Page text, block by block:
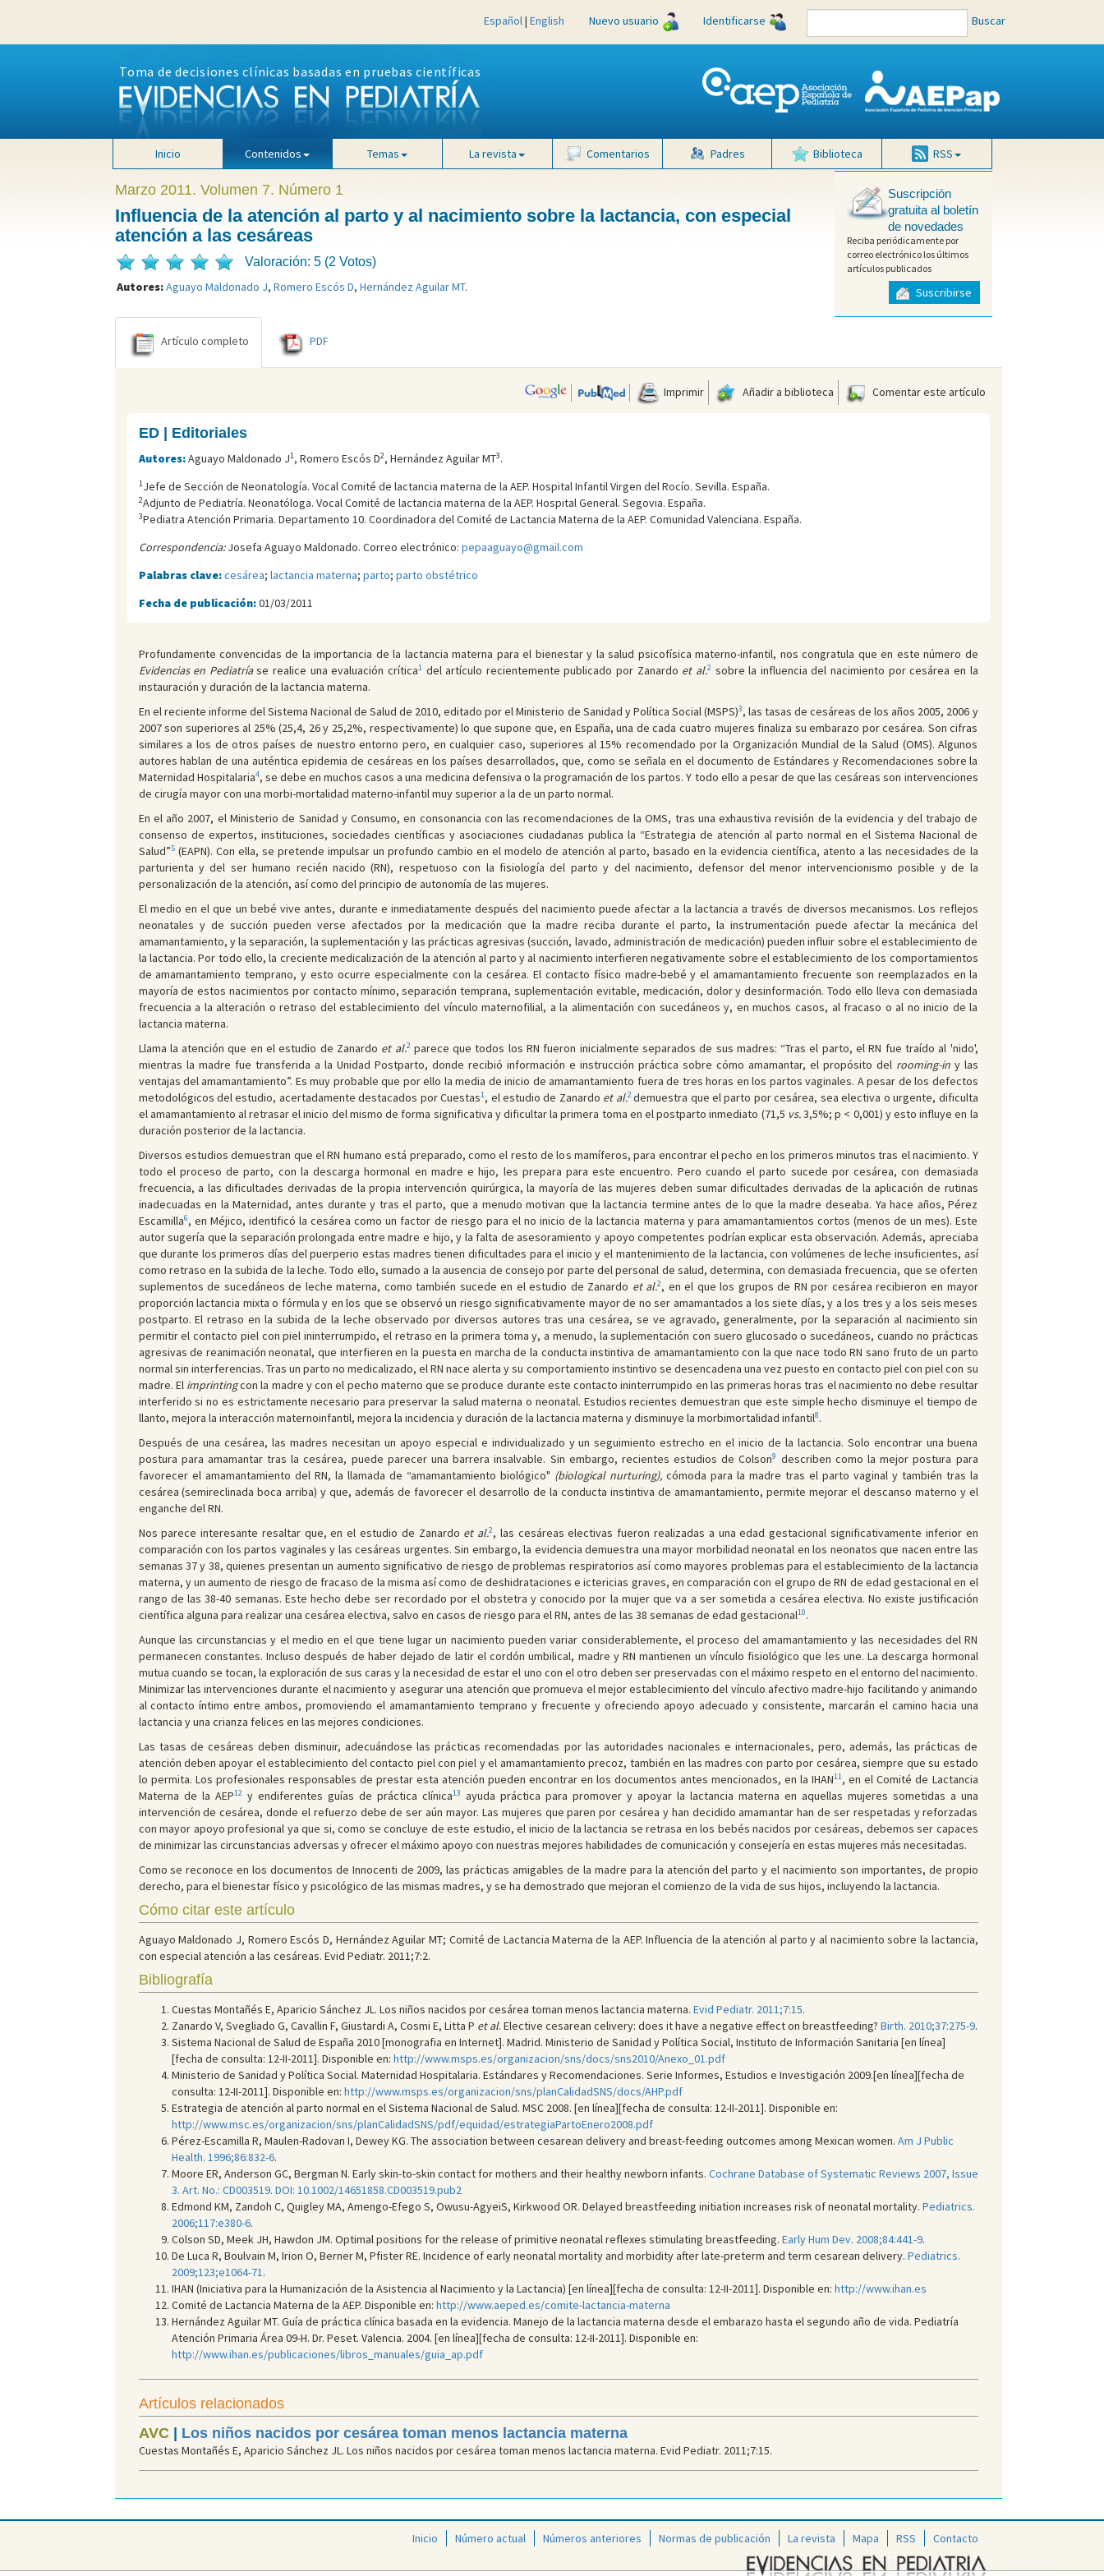
Español| English Nuevo usuario Identificarse Buscar
Toma de decisiones clínicas basadas en pruebas científicas
Inicio Contenidos Temas La revista Comentarios Padres Biblioteca RSS
Marzo 2011. Volumen 7. Número 1
Influencia de la atención al parto y al nacimiento sobre la lactancia, con especial
atención a las cesáreas
Valoración: 5 (2 Votos)
Autores:Aguayo Maldonado J, Romero Escós D, Hernández Aguilar MT.
Suscripción
gratuita al boletín
de novedades
Reciba periódicamente por
correo electrónico los últimos
artículos publicados
Suscribirse
Artículo completo PDF
Imprimir Añadir a biblioteca Comentar este artículo
ED | Editoriales
Autores:Aguayo Maldonado J1, Romero Escós D2, Hernández Aguilar MT3.
1Jefe de Sección de Neonatología. Vocal Comité de lactancia materna de la AEP. Hospital Infantil Virgen del Rocío. Sevilla. España.
2Adjunto de Pediatría. Neonatóloga. Vocal Comité de lactancia materna de la AEP. Hospital General. Segovia. España.
3Pediatra Atención Primaria. Departamento 10. Coordinadora del Comité de Lactancia Materna de la AEP. Comunidad Valenciana. España.
Correspondencia:Josefa Aguayo Maldonado. Correo electrónico: pepaaguayo@gmail.com
Palabras clave:cesárea; lactancia materna; parto; parto obstétrico
Fecha de publicación:01/03/2011
Profundamente convencidas de la importancia de la lactancia materna para el bienestar y la salud psicofísica materno-infantil, nos congratula que en este número de
Evidencias en Pediatríase realice una evaluación crítica1del artículo recientemente publicado por Zanardo et al.2sobre la influencia del nacimiento por cesárea en la
instauración y duración de la lactancia materna.
En el reciente informe del Sistema Nacional de Salud de 2010, editado por el Ministerio de Sanidad y Política Social (MSPS)3, las tasas de cesáreas de los años 2005, 2006 y
2007 son superiores al 25% (25,4, 26 y 25,2%, respectivamente) lo que supone que, en España, una de cada cuatro mujeres finaliza su embarazo por cesárea. Son cifras
similares a los de otros países de nuestro entorno pero, en cualquier caso, superiores al 15% recomendado por la Organización Mundial de la Salud (OMS). Algunos
autores hablan de una auténtica epidemia de cesáreas en los países desarrollados, que, como se señala en el documento de Estándares y Recomendaciones sobre la
Maternidad Hospitalaria4, se debe en muchos casos a una medicina defensiva o la programación de los partos. Y todo ello a pesar de que las cesáreas son intervenciones
de cirugía mayor con una morbi-mortalidad materno-infantil muy superior a la de un parto normal.
En el año 2007, el Ministerio de Sanidad y Consumo, en consonancia con las recomendaciones de la OMS, tras una exhaustiva revisión de la evidencia y del trabajo de
consenso de expertos, instituciones, sociedades científicas y asociaciones ciudadanas publica la “Estrategia de atención al parto normal en el Sistema Nacional de
Salud”5(EAPN). Con ella, se pretende impulsar un profundo cambio en el modelo de atención al parto, basado en la evidencia científica, atento a las necesidades de la
parturienta y del ser humano recién nacido (RN), respetuoso con la fisiología del parto y del nacimiento, defensor del menor intervencionismo posible y de la
personalización de la atención, así como del principio de autonomía de las mujeres.
El medio en el que un bebé vive antes, durante e inmediatamente después del nacimiento puede afectar a la lactancia a través de diversos mecanismos. Los reflejos
neonatales y de succión pueden verse afectados por la medicación que la madre reciba durante el parto, la instrumentación puede afectar la mecánica del
amamantamiento, y la separación, la suplementación y las prácticas agresivas (succión, lavado, administración de medicación) pueden influir sobre el establecimiento de
la lactancia. Por todo ello, la creciente medicalización de la atención al parto y al nacimiento interfieren negativamente sobre el establecimiento de los comportamientos
de amamantamiento temprano, y esto ocurre especialmente con la cesárea. El contacto físico madre-bebé y el amamantamiento frecuente son reemplazados en la
mayoría de estos nacimientos por contacto mínimo, separación temprana, suplementación evitable, medicación, dolor y desinformación. Todo ello lleva con demasiada
frecuencia a la alteración o retraso del establecimiento del vínculo maternofilial, a la alimentación con sucedáneos y, en muchos casos, al fracaso o al no inicio de la
lactancia materna.
Llama la atención que en el estudio de Zanardo et al.2parece que todos los RN fueron inicialmente separados de sus madres: “Tras el parto, el RN fue traído al 'nido',
mientras la madre fue transferida a la Unidad Postparto, donde recibió información e instrucción práctica sobre cómo amamantar, el propósito del rooming-iny las
ventajas del amamantamiento”. Es muy probable que por ello la media de inicio de amamantamiento fuera de tres horas en los partos vaginales. A pesar de los defectos
metodológicos del estudio, acertadamente destacados por Cuestas1, el estudio de Zanardo et al.2demuestra que el parto por cesárea, sea electiva o urgente, dificulta
el amamantamiento al retrasar el inicio del mismo de forma significativa y dificultar la primera toma en el postparto inmediato (71,5 vs.3,5%; p < 0,001) y esto influye en la
duración posterior de la lactancia.
Diversos estudios demuestran que el RN humano está preparado, como el resto de los mamíferos, para encontrar el pecho en los primeros minutos tras el nacimiento. Y
todo el proceso de parto, con la descarga hormonal en madre e hijo, les prepara para este encuentro. Pero cuando el parto sucede por cesárea, con demasiada
frecuencia, a las dificultades derivadas de la propia intervención quirúrgica, la mayoría de las mujeres deben sumar dificultades derivadas de la aplicación de rutinas
inadecuadas en la Maternidad, antes durante y tras el parto, que a menudo motivan que la lactancia termine antes de lo que la madre deseaba. Ya hace años, Pérez
Escamilla6, en Méjico, identificó la cesárea como un factor de riesgo para el no inicio de la lactancia materna y para amamantamientos cortos (menos de un mes). Este
autor sugería que la separación prolongada entre madre e hijo, y la falta de asesoramiento y apoyo competentes podrían explicar esta observación. Además, apreciaba
que durante los primeros días del puerperio estas madres tienen dificultades para el inicio y el mantenimiento de la lactancia, con volúmenes de leche insuficientes, así
como retraso en la subida de la leche. Todo ello, sumado a la ausencia de consejo por parte del personal de salud, determina, con demasiada frecuencia, que se oferten
suplementos de sucedáneos de leche materna, como también sucede en el estudio de Zanardo et al.2, en el que los grupos de RN por cesárea recibieron en mayor
proporción lactancia mixta o fórmula y en los que se observó un riesgo significativamente mayor de no ser amamantados a los siete días, y a los tres y a los seis meses
postparto. El retraso en la subida de la leche observado por diversos autores tras una cesárea, se ve agravado, generalmente, por la separación al nacimiento sin
permitir el contacto piel con piel ininterrumpido, el retraso en la primera toma y, a menudo, la suplementación con suero glucosado o sucedáneos, cuando no prácticas
agresivas de reanimación neonatal, que interfieren en la puesta en marcha de la conducta instintiva de amamantamiento con la que nace todo RN sano fruto de un parto
normal sin interferencias. Tras un parto no medicalizado, el RN nace alerta y su comportamiento instintivo se desencadena una vez puesto en contacto piel con piel con su
madre. El imprintingcon la madre y con el pecho materno que se produce durante este contacto ininterrumpido en las primeras horas tras el nacimiento no debe resultar
interferido si no es estrictamente necesario para preservar la salud materna o neonatal. Estudios recientes demuestran que este simple hecho disminuye el tiempo de
llanto, mejora la interacción maternoinfantil, mejora la incidencia y duración de la lactancia materna y disminuye la morbimortalidad infantil8.
Después de una cesárea, las madres necesitan un apoyo especial e individualizado y un seguimiento estrecho en el inicio de la lactancia. Solo encontrar una buena
postura para amamantar tras la cesárea, puede parecer una barrera insalvable. Sin embargo, recientes estudios de Colson9 describen como la mejor postura para
favorecer el amamantamiento del RN, la llamada de “amamantamiento biológico" (biological nurturing),cómoda para la madre tras el parto vaginal y también tras la
cesárea (semireclinada boca arriba) y que, además de favorecer el desarrollo de la conducta instintiva de amamantamiento, permite mejorar el descanso materno y el
enganche del RN.
Nos parece interesante resaltar que, en el estudio de Zanardo et al.2, las cesáreas electivas fueron realizadas a una edad gestacional significativamente inferior en
comparación con los partos vaginales y las cesáreas urgentes. Sin embargo, la evidencia demuestra una mayor morbilidad neonatal en los neonatos que nacen entre las
semanas 37 y 38, quienes presentan un aumento significativo de riesgo de problemas respiratorios así como mayores problemas para el establecimiento de la lactancia
materna, y un aumento de riesgo de fracaso de la misma así como de deshidrataciones e ictericias graves, en comparación con el grupo de RN de edad gestacional en el
rango de las 38-40 semanas. Este hecho debe ser recordado por el obstetra y conocido por la mujer que va a ser sometida a cesárea electiva. No existe justificación
científica alguna para realizar una cesárea electiva, salvo en casos de riesgo para el RN, antes de las 38 semanas de edad gestacional10.
Aunque las circunstancias y el medio en el que tiene lugar un nacimiento pueden variar considerablemente, el proceso del amamantamiento y las necesidades del RN
permanecen constantes. Incluso después de haber dejado de latir el cordón umbilical, madre y RN mantienen un vínculo fisiológico que les une. La descarga hormonal
mutua cuando se tocan, la exploración de sus caras y la necesidad de estar el uno con el otro deben ser preservadas con el máximo respeto en el entorno del nacimiento.
Minimizar las intervenciones durante el nacimiento y asegurar una atención que promueva el mejor establecimiento del vínculo afectivo madre-hijo facilitando y animando
al contacto íntimo entre ambos, promoviendo el amamantamiento temprano y frecuente y ofreciendo apoyo adecuado y consistente, marcarán el camino hacia una
lactancia y una crianza felices en las mejores condiciones.
Las tasas de cesáreas deben disminuir, adecuándose las prácticas recomendadas por las autoridades nacionales e internacionales, pero, además, las prácticas de
atención deben apoyar el establecimiento del contacto piel con piel y el amamantamiento precoz, también en las madres con parto por cesárea, siempre que su estado
lo permita. Los profesionales responsables de prestar esta atención pueden encontrar en los documentos antes mencionados, en la IHAN11, en el Comité de Lactancia
Materna de la AEP12y endiferentes guías de práctica clínica13 ayuda práctica para promover y apoyar la lactancia materna en aquellas mujeres sometidas a una
intervención de cesárea, donde el refuerzo debe de ser aún mayor. Las mujeres que paren por cesárea y han decidido amamantar han de ser respetadas y reforzadas
con mayor apoyo profesional ya que si, como se concluye de este estudio, el inicio de la lactancia se retrasa en los bebés nacidos por cesáreas, debemos ser capaces
de minimizar las circunstancias adversas y ofrecer el máximo apoyo con nuestras mejores habilidades de comunicación y consejería en estas mujeres más necesitadas.
Como se reconoce en los documentos de Innocenti de 2009, las prácticas amigables de la madre para la atención del parto y el nacimiento son importantes, de propio
derecho, para el bienestar físico y psicológico de las mismas madres, y se ha demostrado que mejoran el comienzo de la vida de sus hijos, incluyendo la lactancia.
Cómo citar este artículo
Aguayo Maldonado J, Romero Escós D, Hernández Aguilar MT; Comité de Lactancia Materna de la AEP. Influencia de la atención al parto y al nacimiento sobre la lactancia,
con especial atención a las cesáreas. Evid Pediatr. 2011;7:2.
Bibliografía
Cuestas Montañés E, Aparicio Sánchez JL. Los niños nacidos por cesárea toman menos lactancia materna. Evid Pediatr. 2011;7:15.
Zanardo V, Svegliado G, Cavallin F, Giustardi A, Cosmi E, Litta P et al. Elective cesarean celivery: does it have a negative effect on breastfeeding? Birth. 2010;37:275-9.
Sistema Nacional de Salud de España 2010 [monografia en Internet]. Madrid. Ministerio de Sanidad y Política Social, Instituto de Información Sanitaria [en línea]
[fecha de consulta: 12-II-2011]. Disponible en: http://www.msps.es/organizacion/sns/docs/sns2010/Anexo_01.pdf
Ministerio de Sanidad y Política Social. Maternidad Hospitalaria. Estándares y Recomendaciones. Serie Informes, Estudios e Investigación 2009.[en línea][fecha de
consulta: 12-II-2011]. Disponible en: http://www.msps.es/organizacion/sns/planCalidadSNS/docs/AHP.pdf
Estrategia de atención al parto normal en el Sistema Nacional de Salud. MSC 2008. [en línea][fecha de consulta: 12-II-2011]. Disponible en:
http://www.msc.es/organizacion/sns/planCalidadSNS/pdf/equidad/estrategiaPartoEnero2008.pdf
Pérez-Escamilla R, Maulen-Radovan I, Dewey KG. The association between cesarean delivery and breast-feeding outcomes among Mexican women. Am J Public
Health. 1996;86:832-6.
Moore ER, Anderson GC, Bergman N. Early skin-to-skin contact for mothers and their healthy newborn infants. Cochrane Database of Systematic Reviews 2007, Issue
3. Art. No.: CD003519. DOI: 10.1002/14651858.CD003519.pub2
Edmond KM, Zandoh C, Quigley MA, Amengo-Efego S, Owusu-AgyeiS, Kirkwood OR. Delayed breastfeeding initiation increases risk of neonatal mortality. Pediatrics.
2006;117:e380-6.
Colson SD, Meek JH, Hawdon JM. Optimal positions for the release of primitive neonatal reflexes stimulating breastfeeding. Early Hum Dev. 2008;84:441-9.
De Luca R, Boulvain M, Irion O, Berner M, Pfister RE. Incidence of early neonatal mortality and morbidity after late-preterm and term cesarean delivery. Pediatrics.
2009;123;e1064-71.
IHAN (Iniciativa para la Humanización de la Asistencia al Nacimiento y la Lactancia) [en línea][fecha de consulta: 12-II-2011]. Disponible en: http://www.ihan.es
Comité de Lactancia Materna de la AEP. Disponible en: http://www.aeped.es/comite-lactancia-materna
Hernández Aguilar MT. Guía de práctica clínica basada en la evidencia. Manejo de la lactancia materna desde el embarazo hasta el segundo año de vida. Pediatría
Atención Primaria Área 09-H. Dr. Peset. Valencia. 2004. [en línea][fecha de consulta: 12-II-2011]. Disponible en:
http://www.ihan.es/publicaciones/libros_manuales/guia_ap.pdf
Artículos relacionados
AVC| Los niños nacidos por cesárea toman menos lactancia materna
Cuestas Montañés E, Aparicio Sánchez JL. Los niños nacidos por cesárea toman menos lactancia materna. Evid Pediatr. 2011;7:15.
Inicio Número actual Números anteriores Normas de publicación La revista Mapa RSS Contacto